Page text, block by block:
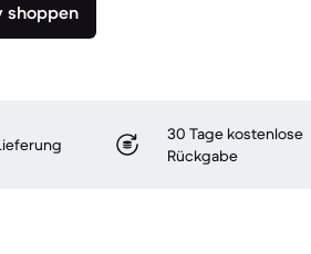
shoppen
30 Tage kostenlose
Rückgabe